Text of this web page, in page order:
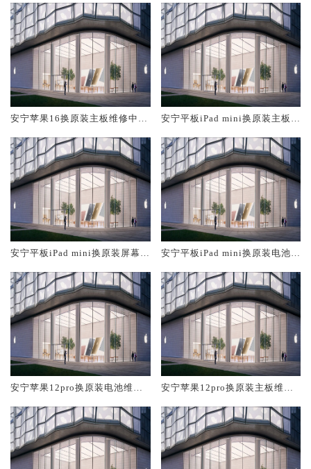
安宁苹果16换原装主板维修中心
安宁平板iPad mini换原装主板维
安宁平板iPad mini换原装屏幕服
安宁平板iPad mini换原装电池维
安宁苹果12pro换原装电池维修
安宁苹果12pro换原装主板维修